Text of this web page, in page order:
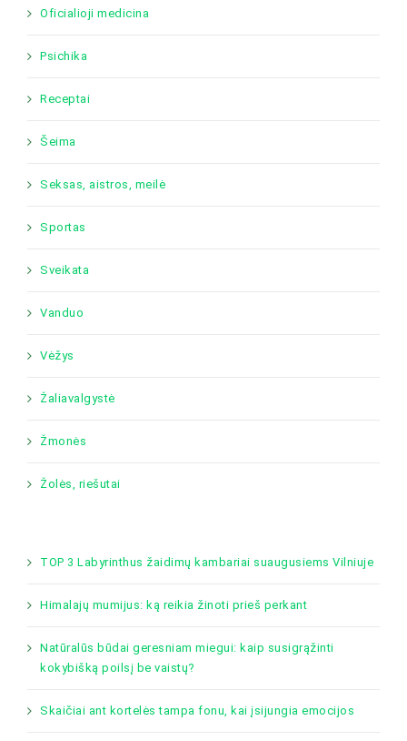
Oficialioji medicina
Psichika
Receptai
Šeima
Seksas, aistros, meilė
Sportas
Sveikata
Vanduo
Vėžys
Žaliavalgystė
Žmonės
Žolės, riešutai
TOP 3 Labyrinthus žaidimų kambariai suaugusiems Vilniuje
Himalajų mumijus: ką reikia žinoti prieš perkant
Natūralūs būdai geresniam miegui: kaip susigrąžinti
kokybišką poilsį be vaistų?
Skaičiai ant kortelės tampa fonu, kai įsijungia emocijos